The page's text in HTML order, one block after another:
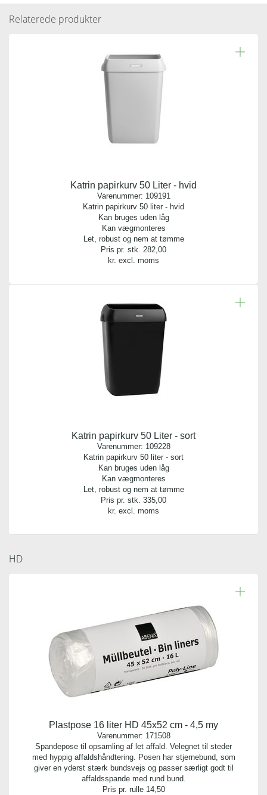
Læs resten.
Antal pr. kolli:
Kvalitet:
HDPE
Indhold:
1 rulle
Bredde:
Relaterede produkter
Katrin papirkurv 50 Liter - hvid
Varenummer: 109191
Katrin papirkurv 50 liter - hvid
Kan bruges uden låg
Kan vægmonteres
Let, robust og nem at tømme
Pris pr. stk. 282,00
kr. excl. moms
Katrin papirkurv 50 Liter - sort
Varenummer: 109228
Katrin papirkurv 50 liter - sort
Kan bruges uden låg
Kan vægmonteres
Let, robust og nem at tømme
Pris pr. stk. 335,00
kr. excl. moms
HD
Plastpose 16 liter HD 45x52 cm - 4,5 my
Varenummer: 171508
Spandepose til opsamling af let affald. Velegnet til steder
med hyppig affaldshåndtering. Posen har stjernebund, som
giver en yderst stærk bundsvejs og passer særligt godt til
affaldsspande med rund bund.
Pris pr. rulle 14,50